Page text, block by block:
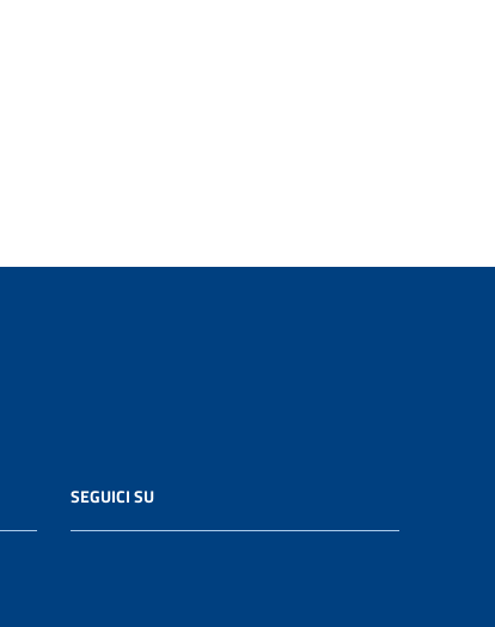
SEGUICI SU